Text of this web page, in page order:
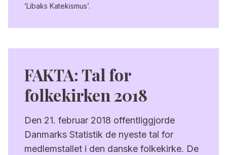
’Libaks Katekismus’.
FAKTA: Tal for
folkekirken 2018
Den 21. februar 2018 offentliggjorde
Danmarks Statistik de nyeste tal for
medlemstallet i den danske folkekirke. De